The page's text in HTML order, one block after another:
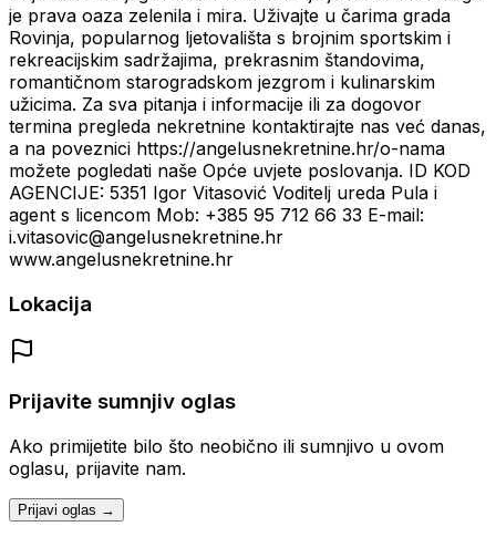
je prava oaza zelenila i mira. Uživajte u čarima grada
Rovinja, popularnog ljetovališta s brojnim sportskim i
rekreacijskim sadržajima, prekrasnim štandovima,
romantičnom starogradskom jezgrom i kulinarskim
užicima. Za sva pitanja i informacije ili za dogovor
termina pregleda nekretnine kontaktirajte nas već danas,
a na poveznici https://angelusnekretnine.hr/o-nama
možete pogledati naše Opće uvjete poslovanja. ID KOD
AGENCIJE: 5351 Igor Vitasović Voditelj ureda Pula i
agent s licencom Mob: +385 95 712 66 33 E-mail:
i.vitasovic@angelusnekretnine.hr
www.angelusnekretnine.hr
Lokacija
Prijavite sumnjiv oglas
Ako primijetite bilo što neobično ili sumnjivo u ovom
oglasu, prijavite nam.
Prijavi oglas →